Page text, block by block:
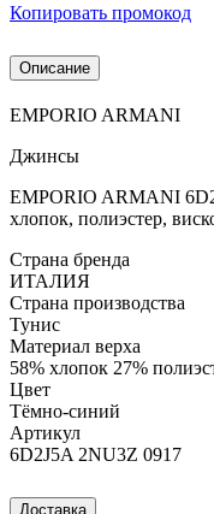
Копировать промокод
Описание
EMPORIO ARMANI
Джинсы
EMPORIO ARMANI
хлопок, полиэстер,
Страна бренда
ИТАЛИЯ
Страна производства
Тунис
Материал верха
58% хлопок 27%
Цвет
Тёмно-синий
Артикул
6D2J5A 2NU3Z 0917
Доставка